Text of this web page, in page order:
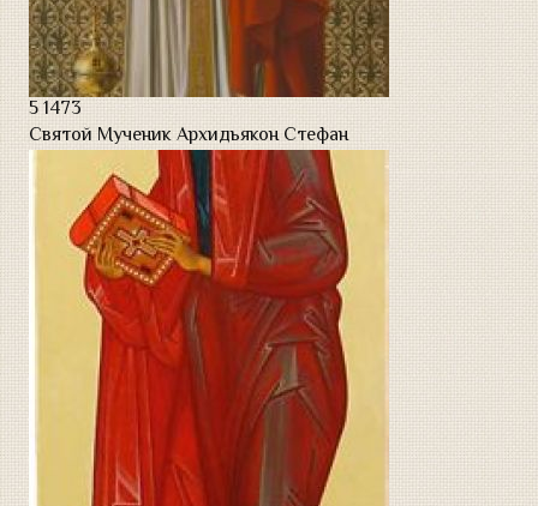
51473
Святой Мученик Архидьякон Стефан